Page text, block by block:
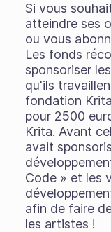
Si vous
atteindre ses
ou vous
Les fonds
sponsoriser
qu'ils
fondation
pour 2500
Krita. Avant
avait
Code » et les
afin de faire
les artistes !